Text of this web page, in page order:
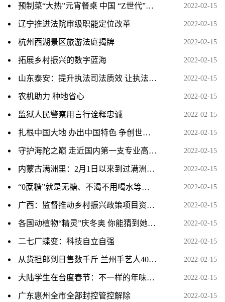
预制菜“大热”元宵餐桌 中国 “Z世代”成掌勺主力 2022-02-15
辽宁推进法院审级职能定位改革 2022-02-15
杭州西湖景区旅游法庭揭牌 2022-02-15
拓展乡村振兴的数字蓝海 2022-02-15
山东泰安：提升执法司法质效 让执法监督长出“牙齿” 2022-02-15
农机助力 种地省心 2022-02-15
监狱人民警察用言行诠释忠诚 2022-02-15
扎根中国大地 办出中国特色 争创世界一流 2022-02-15
守护海陀之巅 走近国内第一支专业高山救援队 2022-02-15
内蒙古满洲里：2月1日以来到过满洲里人员全部落实管控措施 2022-02-15
“0蔗糖”就是无糖、不渴不用喝水等谣言入选2021年度十大 2022-02-15
广西：监督推动乡村振兴政策项目资金落地见效 2022-02-15
各国动植物“精灵”庆冬奥 你能猜到她是谁吗？ 2022-02-15
二七厂蝶变：科技自立自强 2022-02-15
从货担郎到日售数千斤 兰州手艺人40余载“滚”元宵留年 2022-02-15
大陆学生在台度春节：不一样的年味与团圆 2022-02-15
广东惠州全市全部封控管控解除 2022-02-15